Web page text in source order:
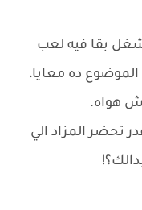
بقا فيه لعب
ده معايا،
هواه.
تحضر المزاد الي